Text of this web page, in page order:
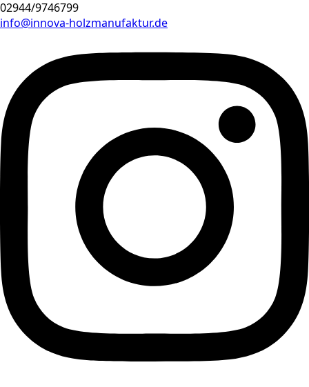
02944/9746799
info@innova-holzmanufaktur.de